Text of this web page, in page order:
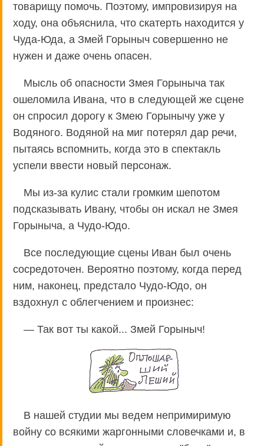
товарищу помочь. Поэтому, импровизируя на
ходу, она объяснила, что скатерть находится у
Чуда-Юда, а Змей Горыныч совершенно не
нужен и даже очень опасен.
Мысль об опасности Змея Горыныча так
ошеломила Ивана, что в следующей же сцене
он спросил дорогу к Змею Горынычу уже у
Водяного. Водяной на миг потерял дар речи,
пытаясь вспомнить, когда это в спектакль
успели ввести новый персонаж.
Мы из-за кулис стали громким шепотом
подсказывать Ивану, чтобы он искал не Змея
Горыныча, а Чудо-Юдо.
Все последующие сцены Иван был очень
сосредоточен. Вероятно поэтому, когда перед
ним, наконец, предстало Чудо-Юдо, он
вздохнул с облегчением и произнес:
— Так вот ты какой... Змей Горыныч!
В нашей студии мы ведем непримиримую
войну со всякими жаргонными словечками и, в